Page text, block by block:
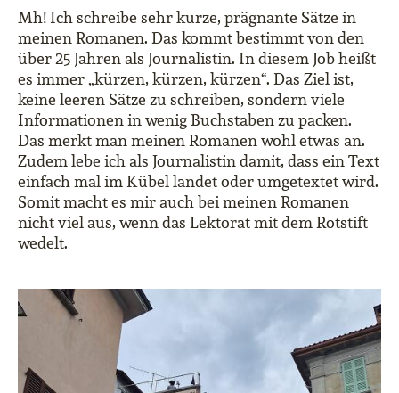
Mh! Ich schreibe sehr kurze, prägnante Sätze in
meinen Romanen. Das kommt bestimmt von den
über 25 Jahren als Journalistin. In diesem Job heißt
es immer „kürzen, kürzen, kürzen“. Das Ziel ist,
keine leeren Sätze zu schreiben, sondern viele
Informationen in wenig Buchstaben zu packen.
Das merkt man meinen Romanen wohl etwas an.
Zudem lebe ich als Journalistin damit, dass ein Text
einfach mal im Kübel landet oder umgetextet wird.
Somit macht es mir auch bei meinen Romanen
nicht viel aus, wenn das Lektorat mit dem Rotstift
wedelt.